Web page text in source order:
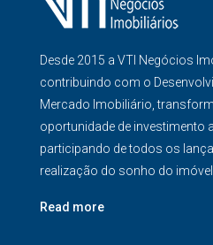
Desde 2015 a VTI Negócios
contribuindo com o
Mercado Imobiliário,
oportunidade de investimento
participando de todos os
realização do sonho do
Read more